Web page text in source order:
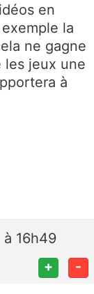
en
la
ne gagne
les jeux une
à
16h49
+ -